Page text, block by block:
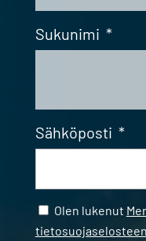
Sukunimi *
Sähköposti *
Samtycke *
Olen lukenut
tietosuojaselosteen